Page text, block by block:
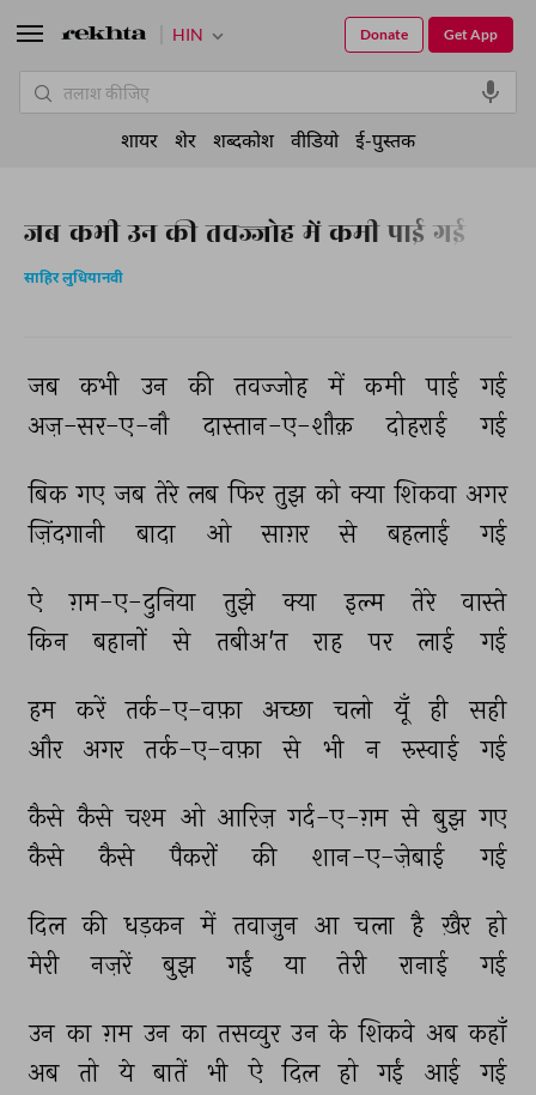
जब कभी उन की तवज्जोह में कमी पाई गई
साहिर लुधियानवी
जब कभी उन की तवज्जोह में कमी पाई
गई
अज़-सर-ए-नौ
दास्तान-ए-शौक़ दोहराई गई
बिक गए जब तेरे लब फिर तुझ को क्या शिकवा अगर
ज़िंदगानी
बादा ओ साग़र से बहलाई गई
ऐ ग़म-ए-दुनिया तुझे क्या इल्म तेरे
वास्ते
किन
बहानों से तबीअ'त राह पर लाई गई
हम करें तर्क-ए-वफ़ा अच्छा चलो यूँ ही
सही
और
अगर तर्क-ए-वफ़ा से भी न रुस्वाई गई
कैसे कैसे चश्म ओ आरिज़ गर्द-ए-ग़म से बुझ गए
कैसे
कैसे पैकरों की शान-ए-ज़ेबाई गई
दिल की धड़कन में तवाज़ुन आ चला है ख़ैर हो
मेरी
नज़रें बुझ गईं या तेरी रानाई गई
उन का ग़म उन का तसव्वुर उन के शिकवे अब कहाँ
अब
तो ये बातें भी ऐ दिल हो गईं आई गई
HIN Get App
Donate
शायर शेर शब्दकोश वीडियो ई-पुस्तक